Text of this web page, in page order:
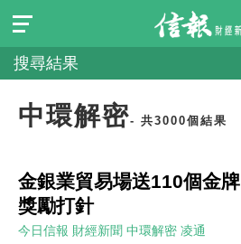
搜尋結果
中環解密- 共3000個結果
金銀業貿易場送110個金牌
獎勵打針
今日信報 財經新聞 中環解密 凌通